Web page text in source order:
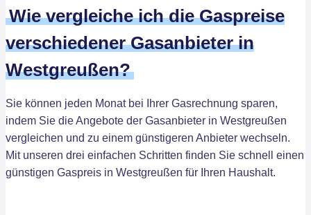
Wie vergleiche ich die Gaspreise
verschiedener Gasanbieter in
Westgreußen?
Sie können jeden Monat bei Ihrer Gasrechnung sparen,
indem Sie die Angebote der Gasanbieter in Westgreußen
vergleichen und zu einem günstigeren Anbieter wechseln.
Mit unseren drei einfachen Schritten finden Sie schnell einen
günstigen Gaspreis in Westgreußen für Ihren Haushalt.